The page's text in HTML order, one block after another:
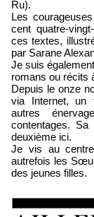
Ru).
Les
cent quatre-
ces textes,
par Sarane
Je suis
romans ou récits
Depuis le onze
via Internet, un
autres
contentages.
deuxième ici.
Je vis au
autrefois les
des jeunes filles.